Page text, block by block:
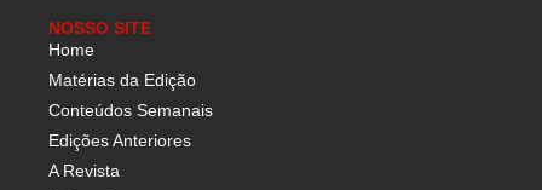
NOSSO SITE
Home
Matérias da Edição
Conteúdos Semanais
Edições Anteriores
A Revista